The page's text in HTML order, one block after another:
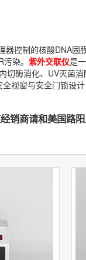
器控制的核酸DNA固
染。 紫外交联仪是
酶消化、UV灭菌
视窗与安全门锁设
销商请和美国路